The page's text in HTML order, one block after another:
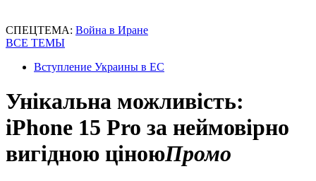
СПЕЦТЕМА: Война в Иране
ВСЕ ТЕМЫ
Вступление Украины в ЕС
Унікальна можливість:
iPhone 15 Pro за неймовірно
вигідною ціноюПромо